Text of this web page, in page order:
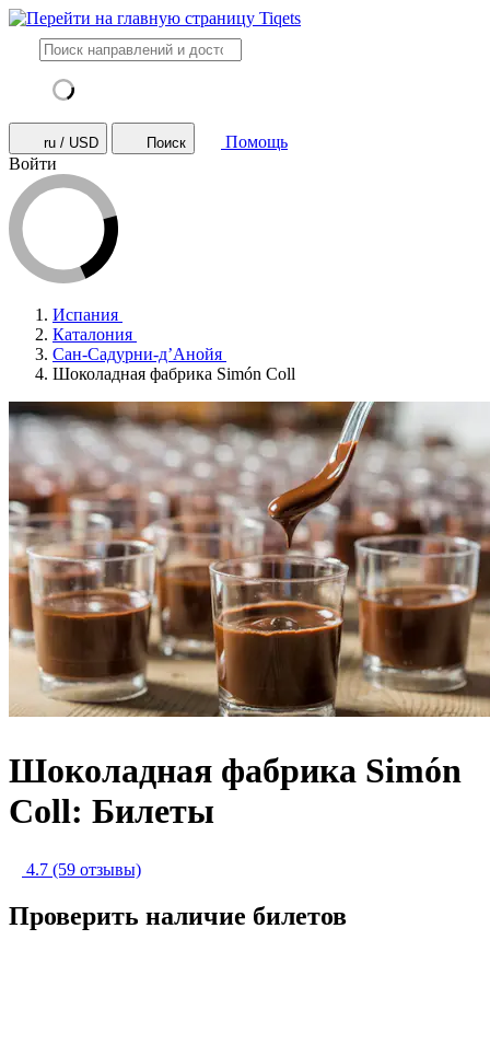
ru / USD Поиск
Помощь
Войти
Испания
Каталония
Сан-Садурни-д’Анойя
Шоколадная фабрика Simón Coll
Шоколадная фабрика Simón
Coll: Билеты
4.7 (59 отзывы)
Проверить наличие билетов